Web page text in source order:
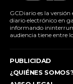
GCDiario es la versión
diario electrónico en
informando
audiencia tiene entre
PUBLICIDAD
¿QUIÉNES SOMOS?